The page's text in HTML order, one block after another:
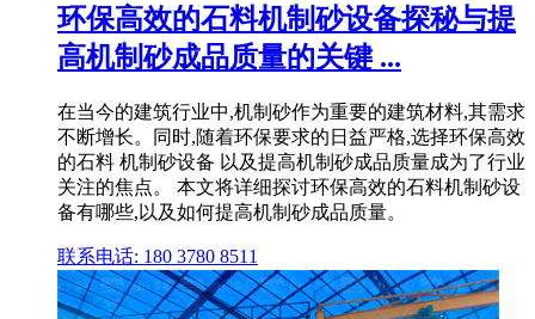
环保高效的石料机制砂设备探秘与提
高机制砂成品质量的关键 ...
在当今的建筑行业中,机制砂作为重要的建筑材料,其需求
不断增长。同时,随着环保要求的日益严格,选择环保高效
的石料 机制砂设备 以及提高机制砂成品质量成为了行业
关注的焦点。 本文将详细探讨环保高效的石料机制砂设
备有哪些,以及如何提高机制砂成品质量。
联系电话: 180 3780 8511